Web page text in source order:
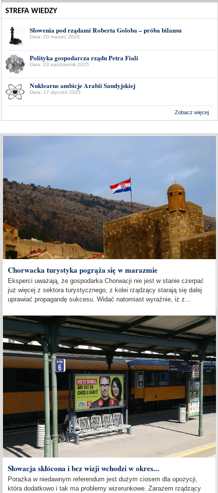
STREFA WIEDZY
Słowenia pod rządami Roberta Goloba – próba bilansu
Data: 20 marzec 2026
Polityka gospodarcza rządu Petra Fiali
Data: 03 październik 2025
Nuklearne ambicje Arabii Saudyjskiej
Data: 17 styczeń 2025
Zobacz więcej
Chorwacka turystyka pogrąża się w marazmie
Eksperci uważają, że gospodarka Chorwacji nie jest w stanie czerpać
już więcej z sektora turystycznego, z kolei rządzący starają się dalej
uprawiać propagandę sukcesu. Widać natomiast wyraźnie, iż z...
Słowacja skłócona i bez wizji wchodzi w okres...
Porażka w niedawnym referendum jest dużym ciosem dla opozycji,
która dodatkowo i tak ma problemy wizerunkowe. Zarazem rządzący